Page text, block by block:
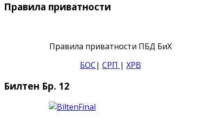
Правила приватности
Правила приватности ПБД БиХ
БОС| СРП | ХРВ
Билтен Бр. 12